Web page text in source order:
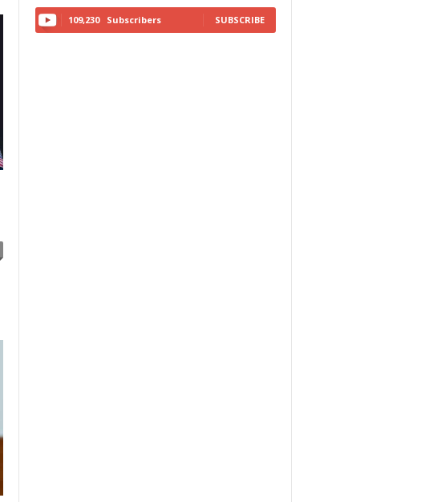
109,230 Subscribers SUBSCRIBE